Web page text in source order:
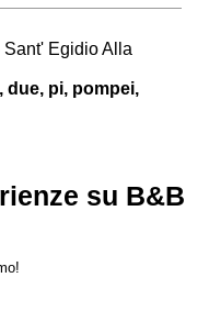
Egidio Alla
due, pi, pompei,
su B&B